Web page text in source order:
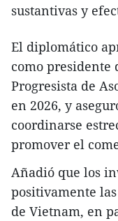
sustantivas y
El diplomático
como presidente
Progresista de
en 2026, y
coordinarse
promover el
Añadió que los
positivamente
de Vietnam, en